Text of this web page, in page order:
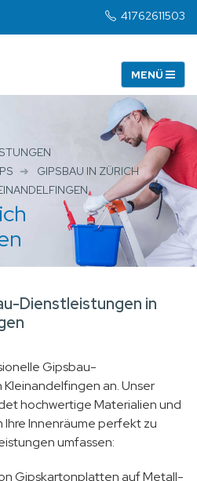
41762611503
GIPSBAU IN ZÜRICH
Dienstleistungen in
Gipsbau-
an. Unser
hochwertige Materialien und
Innenräume perfekt zu
umfassen:
Gipskartonplatten auf Metall-